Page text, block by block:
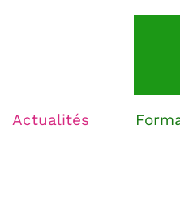
Actualités